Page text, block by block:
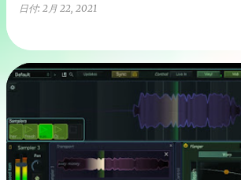
日付: 2月 22, 2021